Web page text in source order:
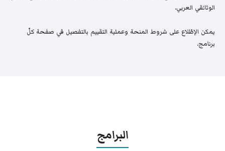
الوثائقي العربي.
يمكن الإطّلاع على شروط المنحة وعملية التقييم بالتفصيل في صفحة كلّ
برنامج.
البرامج